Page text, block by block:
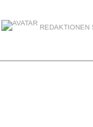
REDAKTIONEN